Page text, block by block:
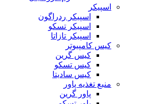
اسپیکر
اسپیکر ردراگون
اسپیکر تسکو
اسپیکر تازاتا
کیس کامپیوتر
کیس گرین
کیس تسکو
کیس سادیتا
منبع تغذیه‌ پاور
پاور گرین